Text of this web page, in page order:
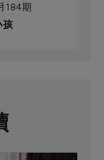
184期
孩